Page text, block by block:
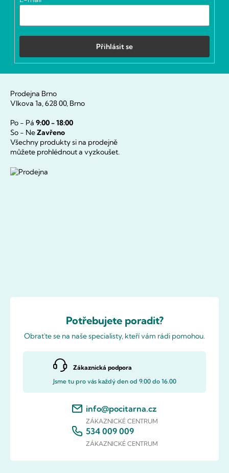
Přihlásit se
Prodejna Brno
Vlkova 1a, 628 00, Brno
Po - Pá 9:00 - 18:00
So - NeZavřeno
Všechny produkty si na prodejně
můžete prohlédnout a vyzkoušet.
Potřebujete poradit?
Obraťte se na naše specialisty, kteří vám rádi pomohou.
Zákaznická podpora
Jsme tu pro vás každý den od 9.00 do 16.00
info@pocitarna.cz
ZÁKAZNICKÉ CENTRUM
534 009 009
ZÁKAZNICKÉ CENTRUM